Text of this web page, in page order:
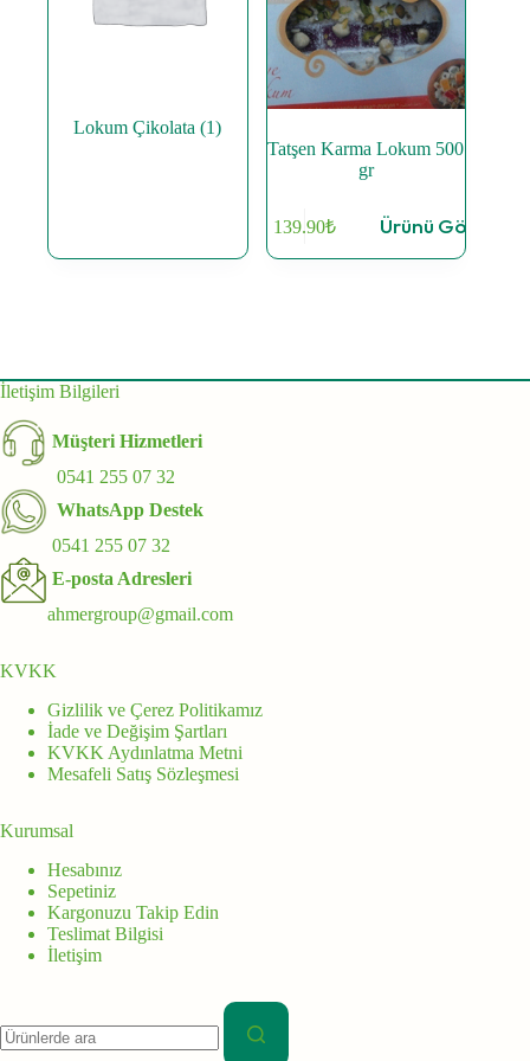
Lokum Çikolata(1)
Tatşen Karma Lokum 500
gr
139.90₺ Ürünü Gör
İletişim Bilgileri
Müşteri Hizmetleri
0541 255 07 32
WhatsApp Destek
0541 255 07 32
E-posta Adresleri
ahmergroup@gmail.com
KVKK
Gizlilik ve Çerez Politikamız
İade ve Değişim Şartları
KVKK Aydınlatma Metni
Mesafeli Satış Sözleşmesi
Kurumsal
Hesabınız
Sepetiniz
Kargonuzu Takip Edin
Teslimat Bilgisi
İletişim